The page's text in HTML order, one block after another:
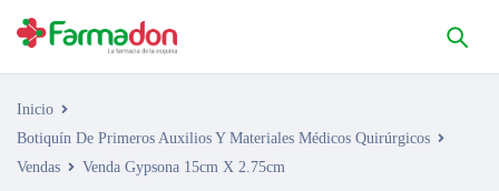
Inicio
Botiquín De Primeros Auxilios Y Materiales Médicos Quirúrgicos
Vendas
Venda Gypsona 15cm X 2.75cm